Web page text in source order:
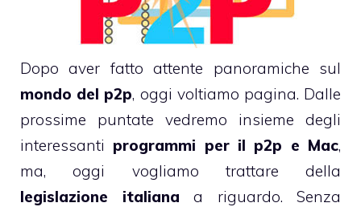
Dopo aver fatto attente panoramiche sul
mondo del p2p, oggi voltiamo pagina. Dalle
prossime puntate vedremo insieme degli
interessanti programmi per il p2p e Mac,
ma, oggi vogliamo trattare della
legislazione italiana a riguardo. Senza